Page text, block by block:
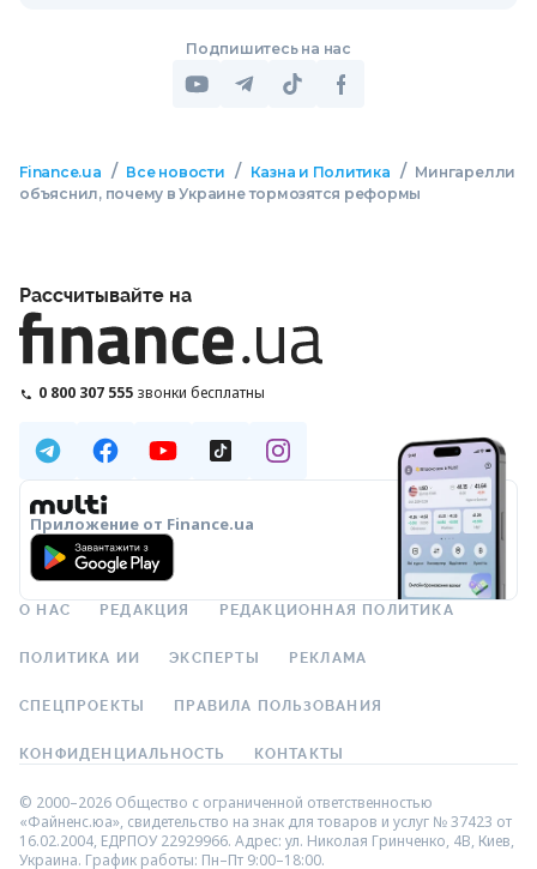
Подпишитесь на нас
Finance.ua / Все новости / Казна и Политика / Мингарелли
объяснил, почему в Украине тормозятся реформы
Рассчитывайте на
0 800 307 555 звонки бесплатны
Приложение от Finance.ua
О НАС РЕДАКЦИЯ РЕДАКЦИОННАЯ ПОЛИТИКА
ПОЛИТИКА ИИ ЭКСПЕРТЫ РЕКЛАМА
СПЕЦПРОЕКТЫ ПРАВИЛА ПОЛЬЗОВАНИЯ
КОНФИДЕНЦИАЛЬНОСТЬ КОНТАКТЫ
© 2000–2026 Общество с ограниченной ответственностью
«Файненс.юа», свидетельство на знак для товаров и услуг № 37423 от
16.02.2004, ЕДРПОУ 22929966. Адрес: ул. Николая Гринченко, 4В, Киев,
Украина. График работы: Пн–Пт 9:00–18:00.